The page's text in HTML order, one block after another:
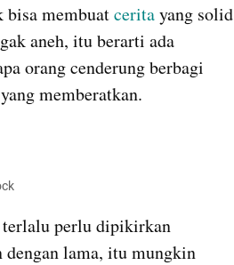
bisa membuat cerita yang solid
aneh, itu berarti ada
orang cenderung berbagi
memberatkan.
terlalu perlu dipikirkan
dengan lama, itu mungkin